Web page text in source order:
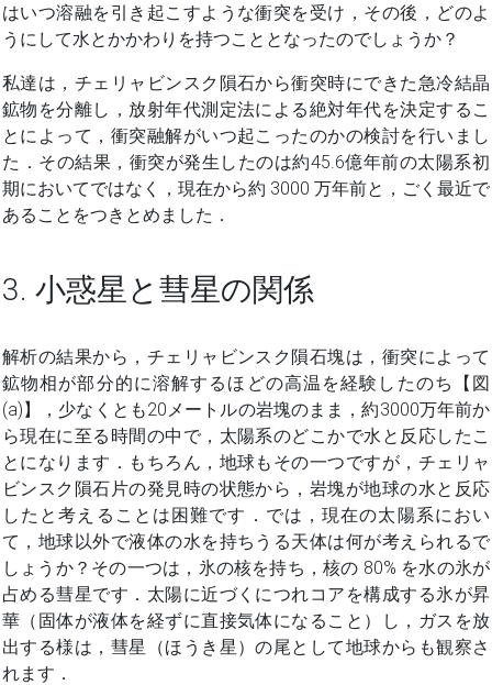
はいつ溶融を引き起こすような衝突を受け，その後，どのよ
うにして水とかかわりを持つこととなったのでしょうか？
私達は，チェリャビンスク隕石から衝突時にできた急冷結晶
鉱物を分離し，放射年代測定法による絶対年代を決定するこ
とによって，衝突融解がいつ起こったのかの検討を行いまし
た．その結果，衝突が発生したのは約45.6億年前の太陽系初
期においてではなく，現在から約 3000 万年前と，ごく最近で
あることをつきとめました．
3. 小惑星と彗星の関係
解析の結果から，チェリャビンスク隕石塊は，衝突によって
鉱物相が部分的に溶解するほどの高温を経験したのち【図
(a)】，少なくとも20メートルの岩塊のまま，約3000万年前か
ら現在に至る時間の中で，太陽系のどこかで水と反応したこ
とになります．もちろん，地球もその一つですが，チェリャ
ビンスク隕石片の発見時の状態から，岩塊が地球の水と反応
したと考えることは困難です．では，現在の太陽系におい
て，地球以外で液体の水を持ちうる天体は何が考えられるで
しょうか？その一つは，氷の核を持ち，核の 80% を水の氷が
占める彗星です．太陽に近づくにつれコアを構成する氷が昇
華（固体が液体を経ずに直接気体になること）し，ガスを放
出する様は，彗星（ほうき星）の尾として地球からも観察さ
れます．